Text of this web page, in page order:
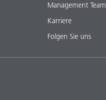
Management Team
Karriere
Folgen Sie uns